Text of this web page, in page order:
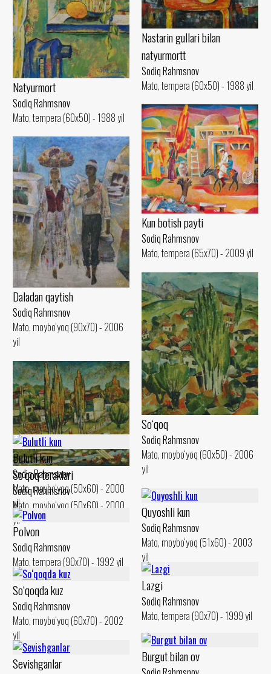
Nastarin gullari bilan
natyurmortt
Sodiq Rahmsnov
Mato, tempera (60x50) - 1988 yil
Natyurmort
Sodiq Rahmsnov
Mato, tempera (60x50) - 1988 yil
Kun botish payti
Sodiq Rahmsnov
Mato, tempera (65x70) - 2009 yil
Daladan qaytish
Sodiq Rahmsnov
Mato, moybo‘yoq (90x70) - 2006
yil
So‘qoq
Sodiq Rahmsnov
Mato, moybo‘yoq (60x50) - 2006
yil
So‘qoq teraklari
Sodiq Rahmsnov
Mato, moybo‘yoq (50x60) - 2000
yil
Bulutli kun
Sodiq Rahmsnov
Mato, moybo‘yoq (50x60) - 2000
yil
Quyoshli kun
Sodiq Rahmsnov
Mato, moybo‘yoq (51x60) - 2003
yil
Polvon
Sodiq Rahmsnov
Mato, tempera (90x70) - 1992 yil
Lazgi
Sodiq Rahmsnov
Mato, tempera (90x70) - 1999 yil
So‘qoqda kuz
Sodiq Rahmsnov
Mato, moybo‘yoq (60x70) - 2002
yil
Burgut bilan ov
Sevishganlar